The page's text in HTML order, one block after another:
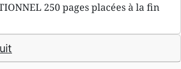
250 pages placées à la fin